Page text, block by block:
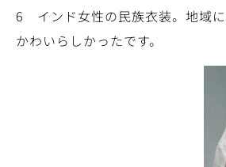
6 インド女性の民族衣装。地域
かわいらしかったです。